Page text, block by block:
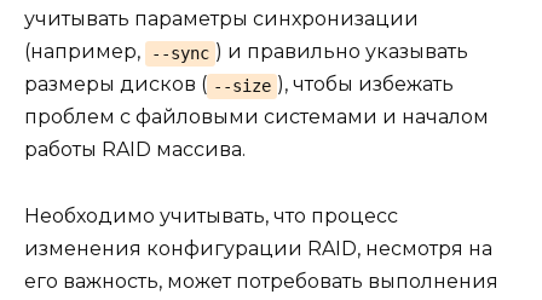
учитывать параметры синхронизации
(например,
--sync ) и правильно указывать
размеры дисков ( --size ), чтобы избежать
проблем с файловыми системами и началом
работы RAID массива.
Необходимо учитывать, что процесс
изменения конфигурации RAID, несмотря на
его важность, может потребовать выполнения